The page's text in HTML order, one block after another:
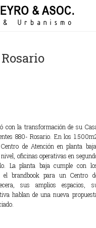
con la transformación de su
880- Rosario. En los
de Atención en planta baja,
oficinas operativas en
La planta baja cumple con
el brandbook para un Centro
sus amplios espacios,
hablan de una nueva